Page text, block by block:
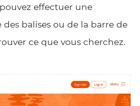
effectuer une
des balises ou de la barre de
ce que vous cherchez.